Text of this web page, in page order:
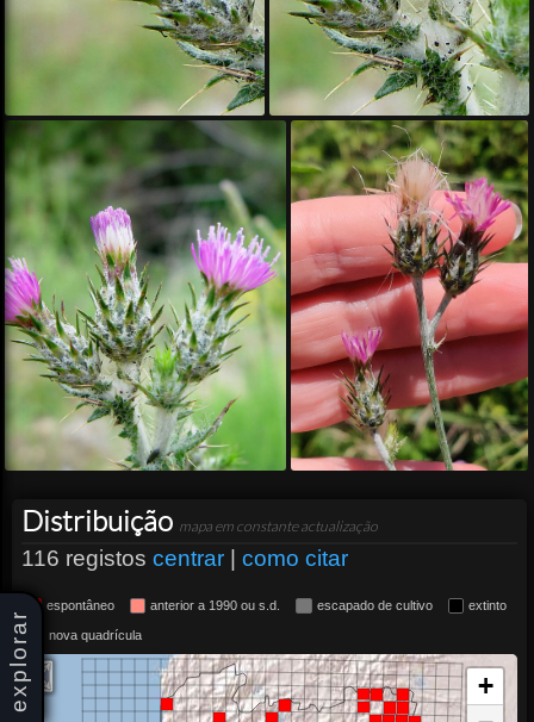
explorar
Distribuição mapa em constante actualização
116 registos centrar | como citar
espontâneo anterior a 1990 ou s.d. escapado de cultivo extinto
nova quadrícula
+